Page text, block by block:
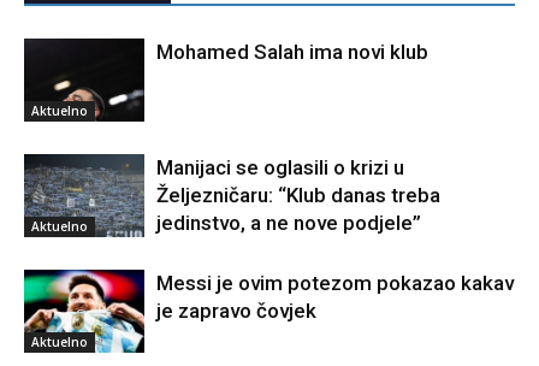
Aktuelno
Mohamed Salah ima novi klub
Aktuelno
Manijaci se oglasili o krizi u
Željezničaru: “Klub danas treba
jedinstvo, a ne nove podjele”
Aktuelno
Messi je ovim potezom pokazao kakav
je zapravo čovjek